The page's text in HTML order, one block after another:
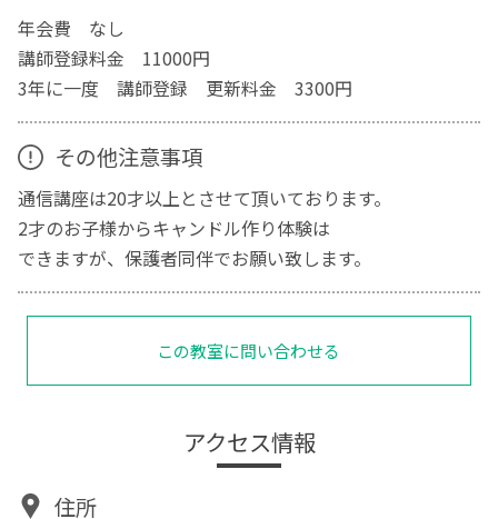
年会費 なし
講師登録料金 11000円
3年に一度 講師登録 更新料金 3300円
その他注意事項
通信講座は20才以上とさせて頂いております。
2才のお子様からキャンドル作り体験は
できますが、保護者同伴でお願い致します。
この教室に問い合わせる
アクセス情報
住所